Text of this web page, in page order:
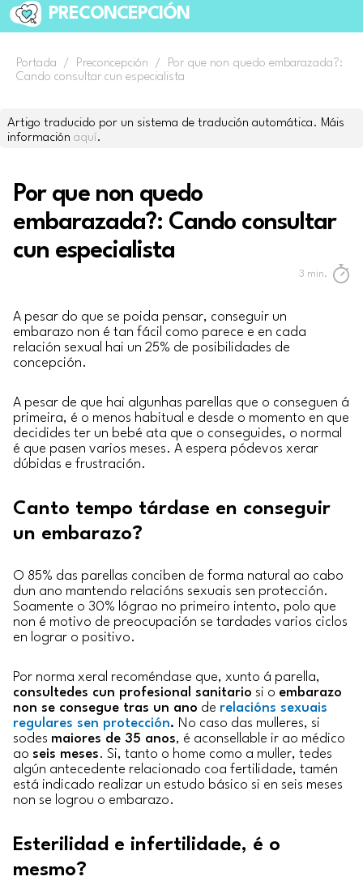
PRECONCEPCIÓN
Portada / Preconcepción /
Por que non quedo embarazada?:
Cando consultar cun especialista
Artigo traducido por un sistema de tradución automática. Máis
información aquí.
Por que non quedo
embarazada?: Cando consultar
cun especialista
3 min.
A pesar do que se poida pensar, conseguir un
embarazo non é tan fácil como parece e en cada
relación sexual hai un 25% de posibilidades de
concepción.
A pesar de que hai algunhas parellas que o conseguen á
primeira, é o menos habitual e desde o momento en que
decidides ter un bebé ata que o conseguides, o normal
é que pasen varios meses. A espera pódevos xerar
dúbidas e frustración.
Canto tempo tárdase en conseguir
un embarazo?
O 85% das parellas conciben de forma natural ao cabo
dun ano mantendo relacións sexuais sen protección.
Soamente o 30% lógrao no primeiro intento, polo que
non é motivo de preocupación se tardades varios ciclos
en lograr o positivo.
Por norma xeral recoméndase que, xunto á parella,
consultedes cun profesional sanitario si o embarazo
non se consegue tras un ano de relacións sexuais
regulares sen protección. No caso das mulleres, si
sodes maiores de 35 anos, é aconsellable ir ao médico
ao seis meses. Si, tanto o home como a muller, tedes
algún antecedente relacionado coa fertilidade, tamén
está indicado realizar un estudo básico si en seis meses
non se logrou o embarazo.
Esterilidad e infertilidade, é o
mesmo?